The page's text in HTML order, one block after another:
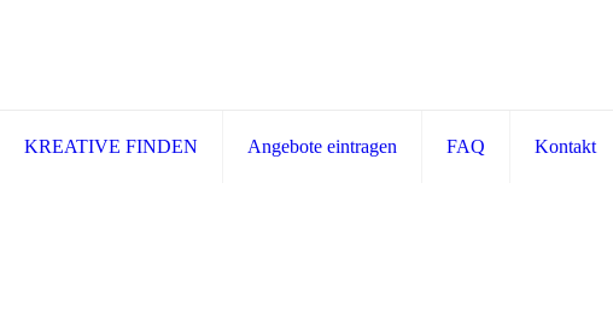
KREATIVE FINDEN Angebote eintragen FAQ Kontakt